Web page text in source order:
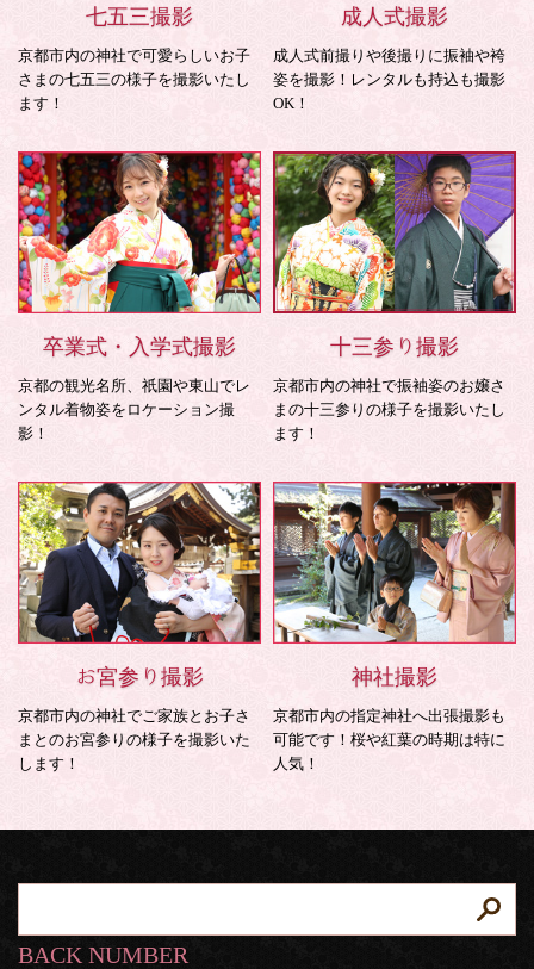
七五三撮影
京都市内の神社で可愛らしいお子
さまの七五三の様子を撮影いたし
ます！
成人式撮影
成人式前撮りや後撮りに振袖や袴
姿を撮影！レンタルも持込も撮影
OK！
卒業式・入学式撮影
京都の観光名所、祇園や東山でレ
ンタル着物姿をロケーション撮
影！
十三参り撮影
京都市内の神社で振袖姿のお嬢さ
まの十三参りの様子を撮影いたし
ます！
お宮参り撮影
京都市内の神社でご家族とお子さ
まとのお宮参りの様子を撮影いた
します！
神社撮影
京都市内の指定神社へ出張撮影も
可能です！桜や紅葉の時期は特に
人気！
BACK NUMBER